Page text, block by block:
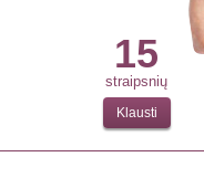
15
straipsnių
Klausti